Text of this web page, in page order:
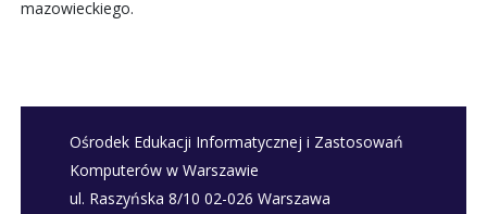
mazowieckiego.
Ośrodek Edukacji Informatycznej i Zastosowań
Komputerów w Warszawie
ul. Raszyńska 8/10 02-026 Warszawa